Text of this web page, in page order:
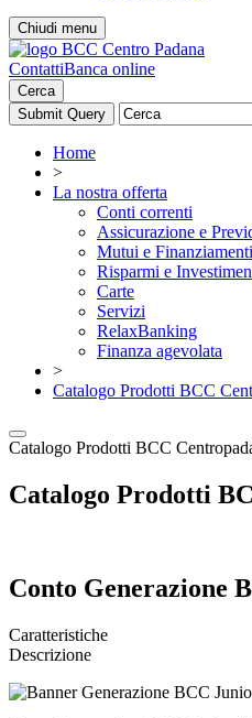
Chiudi menu
ContattiBanca online
Cerca
Home
>
La nostra offerta
Conti correnti
Assicurazione e
Mutui e Finanziamenti
Risparmi e
Carte
Servizi
RelaxBanking
Finanza agevolata
>
Catalogo Prodotti BCC
Catalogo Prodotti BCC
Catalogo Prodotti
Conto Generazione
Caratteristiche
Descrizione